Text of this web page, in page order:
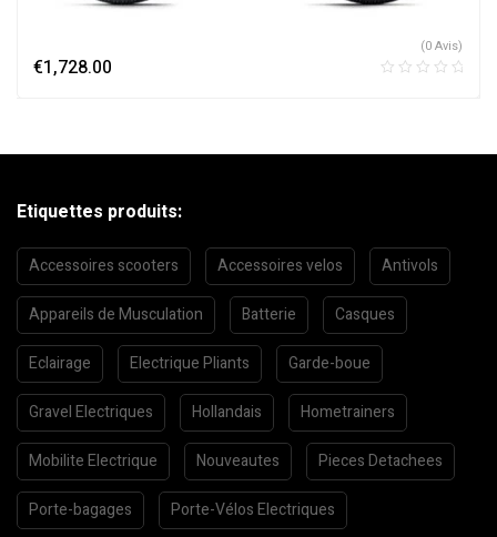
€1,728.00
(0 Avis)
Etiquettes produits:
Accessoires scooters Accessoires velos Antivols
Appareils de Musculation Batterie Casques
Eclairage Electrique Pliants Garde-boue
Gravel Electriques Hollandais Hometrainers
Mobilite Electrique Nouveautes Pieces Detachees
Porte-bagages Porte-Vélos Electriques